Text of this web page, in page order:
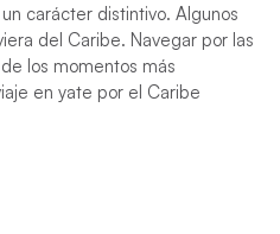
carácter distintivo. Algunos
del Caribe. Navegar por las
los momentos más
en yate por el Caribe